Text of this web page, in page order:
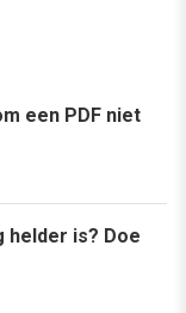
een PDF niet
helder is? Doe